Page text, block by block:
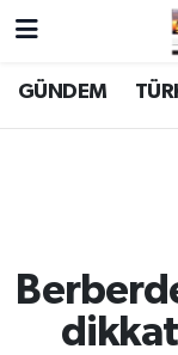
GÜNDEM